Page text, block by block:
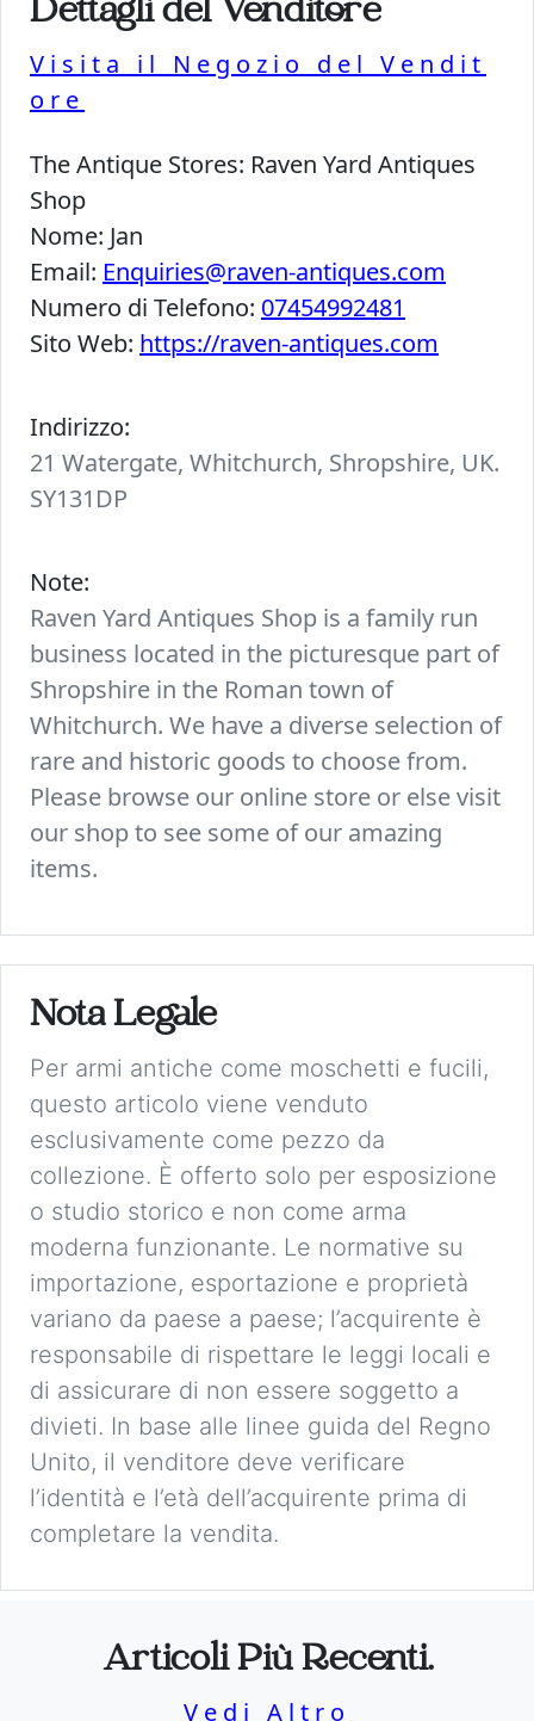
Dettagli del Venditore
Visita il Negozio del Vendit
ore
The Antique Stores: Raven Yard Antiques
Shop
Nome: Jan
Email: Enquiries@raven-antiques.com
Numero di Telefono: 07454992481
Sito Web: https://raven-antiques.com
Indirizzo:
21 Watergate, Whitchurch, Shropshire, UK.
SY131DP
Note:
Raven Yard Antiques Shop is a family run
business located in the picturesque part of
Shropshire in the Roman town of
Whitchurch. We have a diverse selection of
rare and historic goods to choose from.
Please browse our online store or else visit
our shop to see some of our amazing
items.
Nota Legale
Per armi antiche come moschetti e fucili,
questo articolo viene venduto
esclusivamente come pezzo da
collezione. È offerto solo per esposizione
o studio storico e non come arma
moderna funzionante. Le normative su
importazione, esportazione e proprietà
variano da paese a paese; l’acquirente è
responsabile di rispettare le leggi locali e
di assicurare di non essere soggetto a
divieti. In base alle linee guida del Regno
Unito, il venditore deve verificare
l’identità e l’età dell’acquirente prima di
completare la vendita.
Articoli Più Recenti.
Vedi Altro